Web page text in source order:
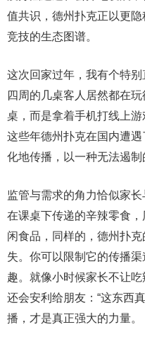
值共识，德州扑克正以更
竞技的生态图谱。
这次回家过年，我有个特别
四周的几桌客人居然都在
桌，而是拿着手机打线上
这些年德州扑克在国内遭
化地传播，以一种无法遏制
监管与需求的角力恰似家
在课桌下传递的辛辣零食
闲食品，同样的，德州扑
失。你可以限制它的传播
趣。就像小时候家长不让
还会安利给朋友：“这东西
播，才是真正强大的力量。